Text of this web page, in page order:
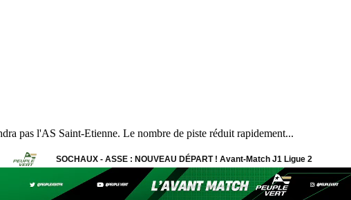
pas l'AS Saint-Etienne. Le nombre de piste réduit rapidement...